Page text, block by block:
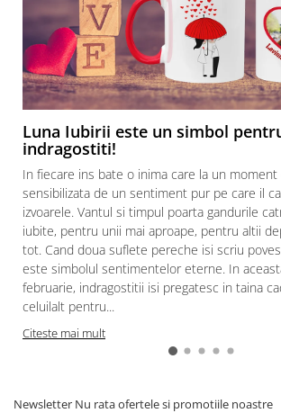
Luna Iubirii este un simbol
indragostiti!
In fiecare ins bate o inima care la un
sensibilizata de un sentiment pur pe care il
izvoarele. Vantul si timpul poarta gandurile
iubite, pentru unii mai aproape, pentru altii
tot. Cand doua suflete pereche isi scriu
este simbolul sentimentelor eterne. In
februarie, indragostitii isi pregatesc in taina
celuilalt pentru...
Citeste mai mult
Newsletter Nu rata ofertele si promotiile noastre